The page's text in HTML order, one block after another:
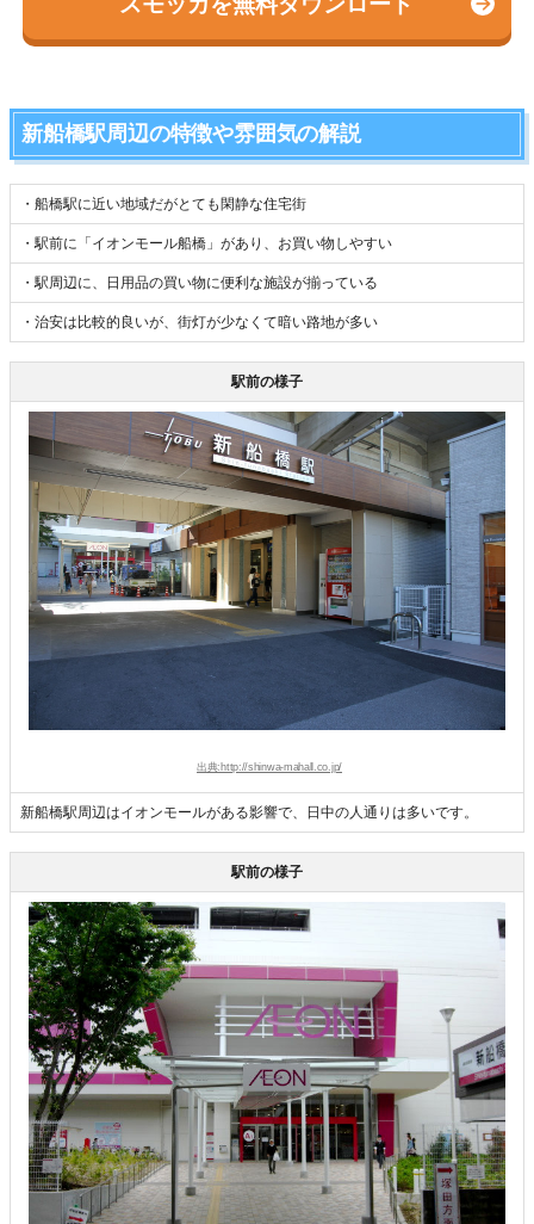
新船橋駅周辺の特徴や雰囲気の解説
・船橋駅に近い地域だがとても閑静な住宅街
・駅前に「イオンモール船橋」があり、お買い物しやすい
・駅周辺に、日用品の買い物に便利な施設が揃っている
・治安は比較的良いが、街灯が少なくて暗い路地が多い
駅前の様子
出典:http://shinwa-mahall.co.jp/
新船橋駅周辺はイオンモールがある影響で、日中の人通りは多いです。
駅前の様子